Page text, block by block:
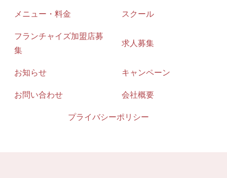
メニュー・料金
スクール
フランチャイズ加盟店募
集
求人募集
お知らせ
キャンペーン
お問い合わせ
会社概要
プライバシーポリシー